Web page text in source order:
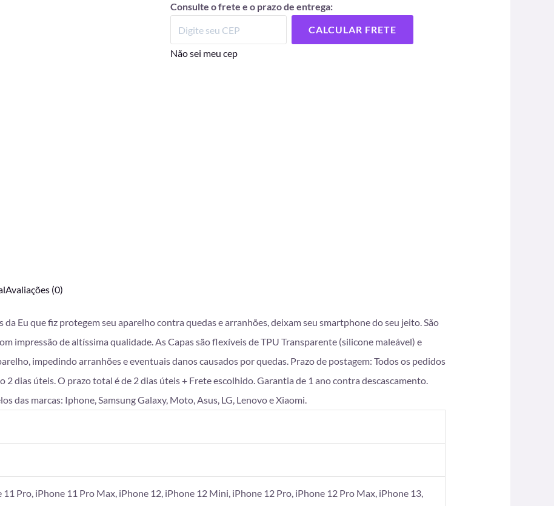
Consulte o frete e o prazo de entrega:
CALCULAR FRETE
Não sei meu cep
Avaliações (0)
da Eu que fiz protegem seu aparelho contra quedas e arranhões, deixam seu smartphone do seu jeito. São
impressão de altíssima qualidade. As Capas são flexíveis de TPU Transparente (silicone maleável) e
impedindo arranhões e eventuais danos causados por quedas. Prazo de postagem: Todos os pedidos
2 dias úteis. O prazo total é de 2 dias úteis + Frete escolhido. Garantia de 1 ano contra descascamento.
das marcas: Iphone, Samsung Galaxy, Moto, Asus, LG, Lenovo e Xiaomi.
11 Pro, iPhone 11 Pro Max, iPhone 12, iPhone 12 Mini, iPhone 12 Pro, iPhone 12 Pro Max, iPhone 13,